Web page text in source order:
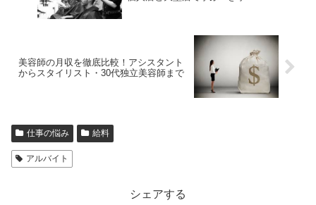
美容師の月収を徹底比較！アシスタント
からスタイリスト・30代独立美容師まで
仕事の悩み 給料
アルバイト
シェアする